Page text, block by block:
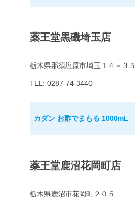
薬王堂黒磯埼玉店
栃木県那須塩原市埼玉１４－３５
TEL: 0287-74-3440
カダン お酢でまもる 1000mL
薬王堂鹿沼花岡町店
栃木県鹿沼市花岡町２０５